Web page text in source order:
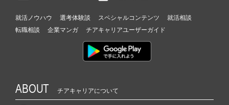
就活ノウハウ 選考体験談 スペシャルコンテンツ
就活相談
転職相談
企業マンガ チアキャリアユーザーガイド
ABOUT チアキャリアについて